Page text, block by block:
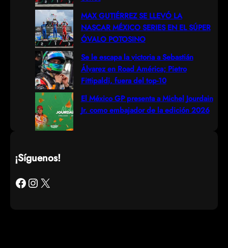
MAX GUTIÉRREZ SE LLEVÓ LA
NASCAR MÉXICO SERIES EN EL SÚPER
ÓVALO POTOSINO
Se le escapa la victoria a Sebastián
Álvarez en Road América; Pietro
Fittipaldi, fuera del top-10
El México GP presenta a Michel Jourdain
Jr. como embajador de la edición 2026
¡Síguenos!
Facebook Instagram X